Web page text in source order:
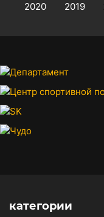
2020 2019
категории